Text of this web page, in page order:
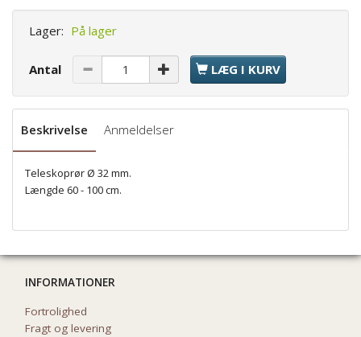
Lager: På lager
Antal LÆG I KURV
Beskrivelse Anmeldelser
Teleskoprør Ø 32 mm.
Længde 60 - 100 cm.
INFORMATIONER
Fortrolighed
Fragt og levering